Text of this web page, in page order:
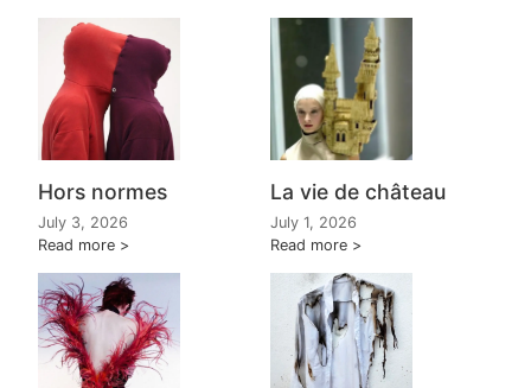
Hors normes
July 3, 2026
Read more
La vie de château
July 1, 2026
Read more